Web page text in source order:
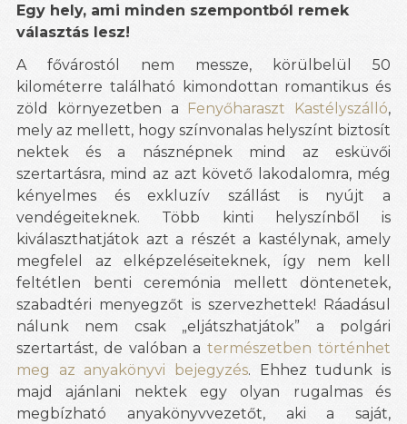
Egy hely, ami minden szempontból remek
választás lesz!
A fővárostól nem messze, körülbelül 50
kilométerre található kimondottan romantikus és
zöld környezetben a
Fenyőharaszt Kastélyszálló,
mely az mellett, hogy színvonalas helyszínt biztosít
nektek és a násznépnek mind az esküvői
szertartásra, mind az azt követő lakodalomra, még
kényelmes és exkluzív szállást is nyújt a
vendégeiteknek. Több kinti helyszínből is
kiválaszthatjátok azt a részét a kastélynak, amely
megfelel az elképzeléseiteknek, így nem kell
feltétlen benti ceremónia mellett döntenetek,
szabadtéri menyegzőt is szervezhettek! Ráadásul
nálunk nem csak „eljátszhatjátok” a polgári
szertartást, de valóban atermészetben történhet
meg az anyakönyvi bejegyzés. Ehhez tudunk is
majd ajánlani nektek egy olyan rugalmas és
megbízható anyakönyvvezetőt, aki a saját,